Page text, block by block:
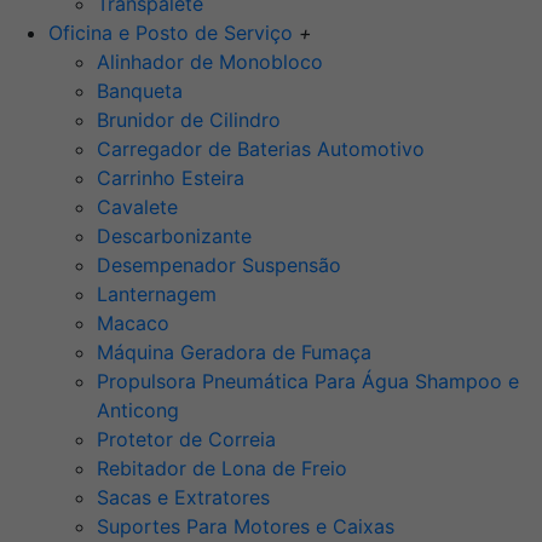
Oficina e Posto de Serviço +
Alinhador de Monobloco
Banqueta
Brunidor de Cilindro
Carregador de Baterias Automotivo
Carrinho Esteira
Cavalete
Descarbonizante
Desempenador Suspensão
Lanternagem
Macaco
Máquina Geradora de Fumaça
Propulsora Pneumática Para Água Shampoo e
Anticong
Protetor de Correia
Rebitador de Lona de Freio
Sacas e Extratores
Suportes Para Motores e Caixas